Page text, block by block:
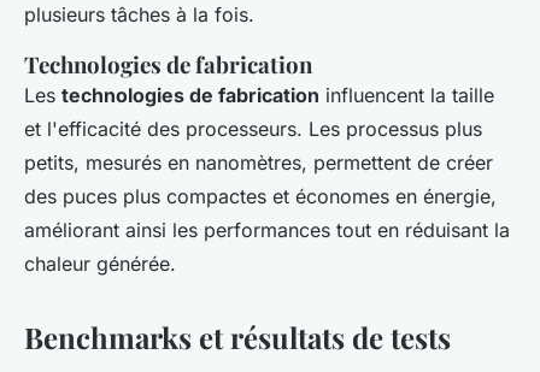
plusieurs tâches à la fois.
Technologies de fabrication
Les technologies de fabrication influencent la taille
et l'efficacité des processeurs. Les processus plus
petits, mesurés en nanomètres, permettent de créer
des puces plus compactes et économes en énergie,
améliorant ainsi les performances tout en réduisant la
chaleur générée.
Benchmarks et résultats de tests